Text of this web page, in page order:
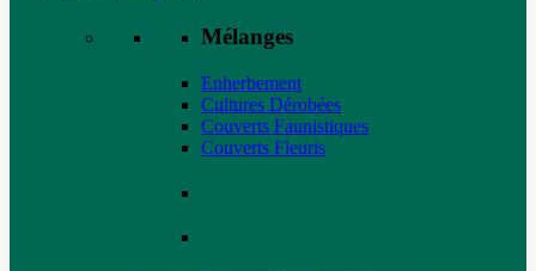
Mélanges
Enherbement
Cultures Dérobées
Couverts Faunistiques
Couverts Fleuris